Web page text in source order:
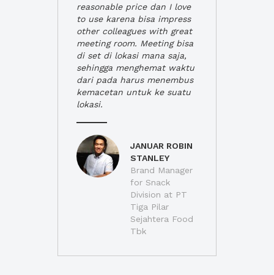
reasonable price dan I love
to use karena bisa impress
other colleagues with great
meeting room. Meeting bisa
di set di lokasi mana saja,
sehingga menghemat waktu
dari pada harus menembus
kemacetan untuk ke suatu
lokasi.
JANUAR ROBIN
STANLEY
Brand Manager
for Snack
Division at PT
Tiga Pilar
Sejahtera Food
Tbk